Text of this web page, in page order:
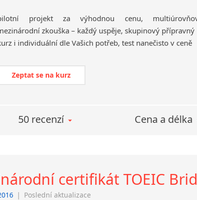
projekt za výhodnou cenu,
zkouška – každý uspěje, skupinový přípravný
i individuální dle Vašich potřeb, test nanečisto v ceně
Zeptat se na kurz
50 recenzí Cena a délka
certifikát TOEIC
| Poslední aktualizace